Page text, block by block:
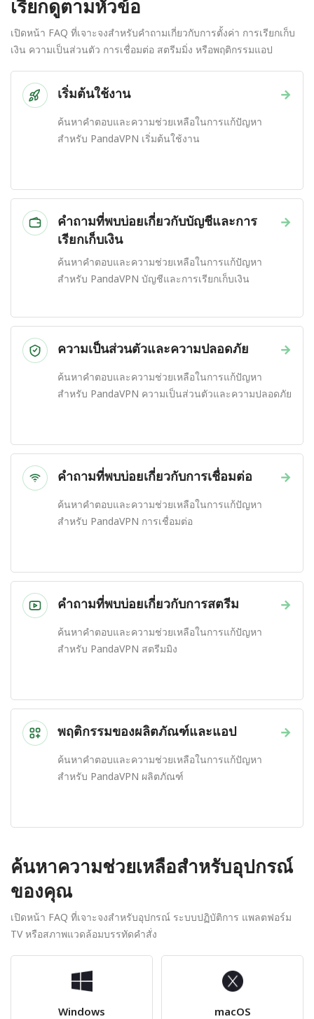
เรียกดูตามหัวข้อ
เปิดหน้า FAQ ที่เจาะจงสำหรับคำถามเกี่ยวกับการตั้งค่า การเรียกเก็บ
เงิน ความเป็นส่วนตัว การเชื่อมต่อ สตรีมมิ่ง หรือพฤติกรรมแอป
→
เริ่มต้นใช้งาน
ค้นหาคำตอบและความช่วยเหลือในการแก้ปัญหา
สำหรับ PandaVPN เริ่มต้นใช้งาน
→
คำถามที่พบบ่อยเกี่ยวกับบัญชีและการ
เรียกเก็บเงิน
ค้นหาคำตอบและความช่วยเหลือในการแก้ปัญหา
สำหรับ PandaVPN บัญชีและการเรียกเก็บเงิน
→
ความเป็นส่วนตัวและความปลอดภัย
ค้นหาคำตอบและความช่วยเหลือในการแก้ปัญหา
สำหรับ PandaVPN ความเป็นส่วนตัวและความปลอดภัย
→
คำถามที่พบบ่อยเกี่ยวกับการเชื่อมต่อ
ค้นหาคำตอบและความช่วยเหลือในการแก้ปัญหา
สำหรับ PandaVPN การเชื่อมต่อ
→
คำถามที่พบบ่อยเกี่ยวกับการสตรีม
ค้นหาคำตอบและความช่วยเหลือในการแก้ปัญหา
สำหรับ PandaVPN สตรีมมิง
→
พฤติกรรมของผลิตภัณฑ์และแอป
ค้นหาคำตอบและความช่วยเหลือในการแก้ปัญหา
สำหรับ PandaVPN ผลิตภัณฑ์
ค้นหาความช่วยเหลือสำหรับอุปกรณ์
ของคุณ
เปิดหน้า FAQ ที่เจาะจงสำหรับอุปกรณ์ ระบบปฏิบัติการ แพลตฟอร์ม
TV หรือสภาพแวดล้อมบรรทัดคำสั่ง
Windows macOS